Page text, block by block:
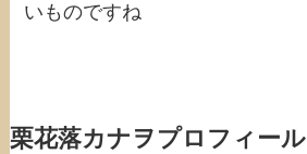
いものですね
栗花落カナヲプロフィール